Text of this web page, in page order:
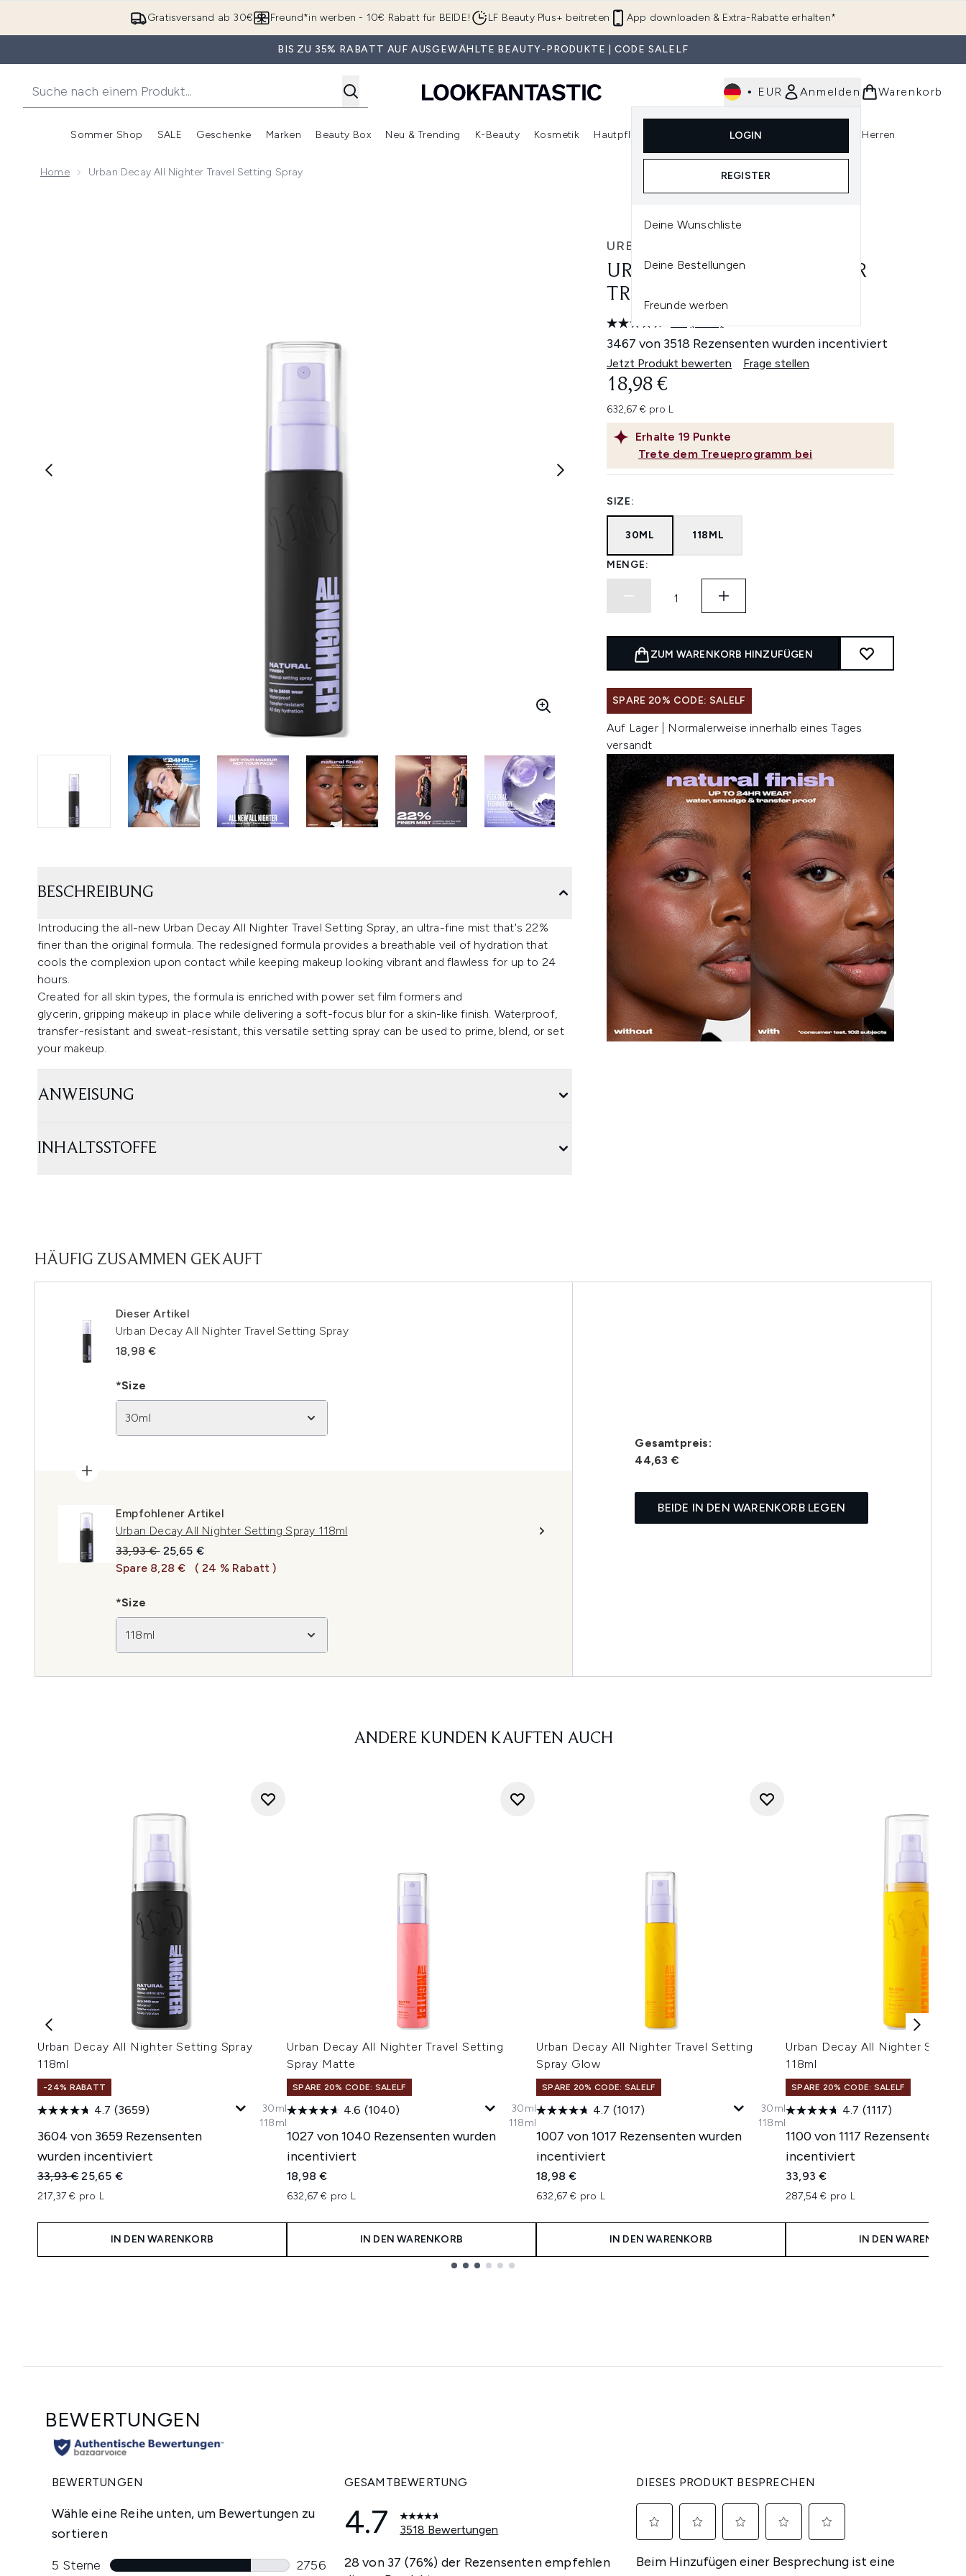
Zum Hauptinhalt springen
Gratisversand ab 30€ App downloaden & Extra-Rabatte erhalten*
Freund*in werben - 10€ Rabatt für BEIDE! LF Beauty Plus+ beitreten
BIS ZU 35% RABATT AUF AUSGEWÄHLTE BEAUTY-PRODUKTE | CODE SALELF
• EUR Anmelden
LOGIN
REGISTER
Deine Wunschliste
Deine Bestellungen
Freunde werben
Warenkorb
Sommer Shop
Untermenü Anmelden (Sommer Shop)
SALE
Untermenü Anmelden (SALE)
Geschenke
Untermenü Anmelden (Geschenke)
Marken
Untermenü Anmelden (Marken)
Beauty Box
Untermenü Anmelden (Beauty Box)
Neu & Trending
Untermenü Anmelden (Neu & Trending)
K-Beauty Kosmetik
Untermenü Anmelden (Kosmetik)
Hautpflege
Untermenü Anmelden (Haarpflege)
Parfum
Untermenü Anmelden (Parfum)
Herren
Home Urban Decay All Nighter Travel Setting Spray
URBAN DECAY
URBAN DECAY ALL NIGHTER
TRAVEL SETTING SPRAY
4.7 3518
Bewertungen
lesen.
Link
(3518)
3467 von 3518 Rezensenten wurden incentiviert
Jetzt Produkt bewerten Frage stellen
Erhalte 19 Punkte
Trete dem Treueprogramm bei
18,98 €
632,67 € pro L
SIZE:
30ML 118ML
MENGE:
ZUM WARENKORB HINZUFÜGEN
SPARE 20% CODE: SALELF
Auf Lager | Normalerweise innerhalb eines Tages
versandt
BESCHREIBUNG
Introducing the all-new Urban Decay All Nighter Travel Setting Spray, an ultra-fine mist that's 22%
finer than the original formula. The redesigned formula provides a breathable veil of hydration that
cools the complexion upon contact while keeping makeup looking vibrant and flawless for up to 24
hours.
Created for all skin types, the formula is enriched with power set film formers and
glycerin, gripping makeup in place while delivering a soft-focus blur for a skin-like finish. Waterproof,
transfer-resistant and sweat-resistant, this versatile setting spray can be used to prime, blend, or set
your makeup.
ANWEISUNG
INHALTSSTOFFE
HÄUFIG ZUSAMMEN GEKAUFT
Dieser Artikel
Urban Decay All Nighter Travel Setting Spray
18,98 €
*Size
30ml
Empfohlener Artikel
Urban Decay All Nighter Setting Spray 118ml
Unverbindliche Preisempfehlung:
33,93 € Aktueller Preis:
25,65 €
Spare 8,28 €
( 24 % Rabatt )
*Size
118ml
Gesamtpreis:
44,63 €
BEIDE IN DEN WARENKORB LEGEN
ANDERE KUNDEN KAUFTEN AUCH
Urban Decay All Nighter Setting Spray
118ml
-24% RABATT
4.7 (3659)
3604 von 3659 Rezensenten
wurden incentiviert
Unverbindliche Preisempfehlung:
33,93 €Aktueller Preis:
25,65 €
217,37 € pro L
30ml
118ml
IN DEN WARENKORB
Urban Decay All Nighter Travel Setting
Spray Matte
SPARE 20% CODE: SALELF
4.6 (1040)
1027 von 1040 Rezensenten wurden
incentiviert
18,98 €
632,67 € pro L
30ml
118ml
IN DEN WARENKORB
Urban Decay All Nighter Travel Setting
Spray Glow
SPARE 20% CODE: SALELF
4.7 (1017)
1007 von 1017 Rezensenten wurden
incentiviert
18,98 €
632,67 € pro L
30ml
118ml
IN DEN WARENKORB
Urban Decay All Nighter
118ml
SPARE 20% CODE: SALELF
4.7 (1117)
1100 von 1117 Rezensenten
incentiviert
33,93 €
287,54 € pro L
IN DEN WARENKORB